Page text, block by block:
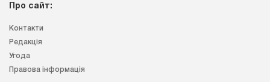
Про сайт:
Контакти
Редакція
Угода
Правова інформація